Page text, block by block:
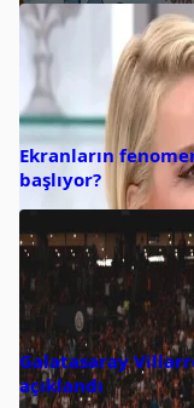
Ekranların
başlıyor?
Galatasaray
açıklandı